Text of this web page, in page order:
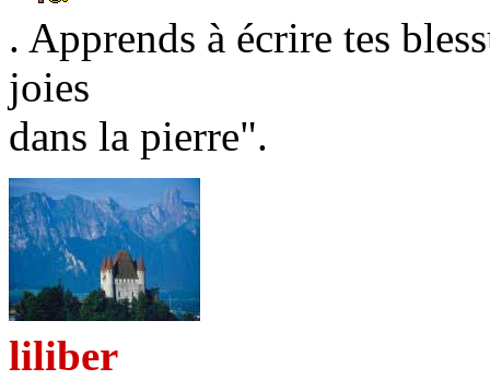
. Apprends à écrire tes
joies
dans la pierre".
liliber